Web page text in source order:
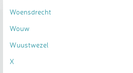
Woensdrecht
Wouw
Wuustwezel
X